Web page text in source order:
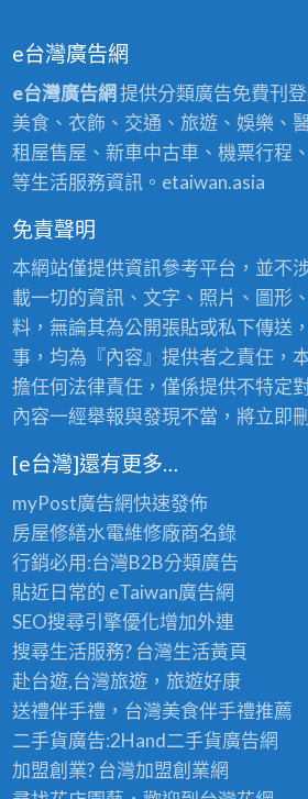
e台灣廣告網
e台灣廣告網提供分類廣告免費刊
美食、衣飾、交通、旅遊、娛樂、
租屋售屋、新車中古車、機票行程
等生活服務資訊。etaiwan.asia
免責聲明
本網站僅提供資訊參考平台，並不
載一切的資訊、文字、照片、圖形
料，無論其為公開張貼或私下傳送
事，均為『內容』提供者之責任，
擔任何法律責任，僅係提供不特定
內容一經舉報與發現不當，將立即
[e台灣]還有更多…
myPost廣告網快速發佈
房屋修繕水電維修廠商名錄
行銷必用:台灣B2B分類廣告
貼近日常的 eTaiwan廣告網
SEO搜尋引擎優化增加外連
搜尋生活服務? 台灣生活黃頁
赴台遊,台灣旅遊，旅遊好康
送禮伴手禮，台灣美食伴手禮推薦
二手貨廣告:2Hand二手貨廣告網
加盟創業? 台灣加盟創業網